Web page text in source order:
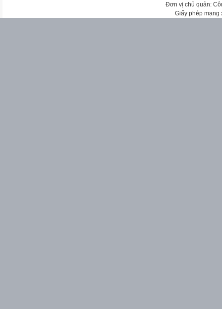
Đơn vị chủ quản:
Giấy phép mạng